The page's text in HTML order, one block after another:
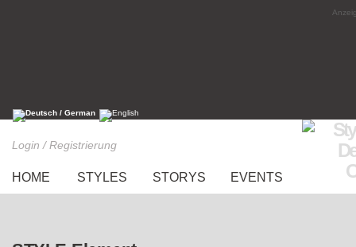
Login / Registrierung
HOME STYLES STORYS EVENTS